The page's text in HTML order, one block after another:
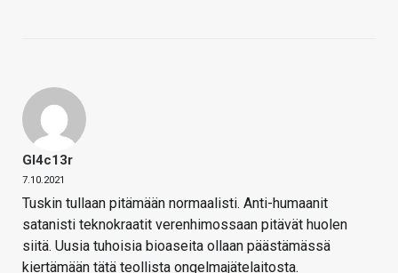
Gl4c13r
7.10.2021
Tuskin tullaan pitämään normaalisti. Anti-humaanit
satanisti teknokraatit verenhimossaan pitävät huolen
siitä. Uusia tuhoisia bioaseita ollaan päästämässä
kiertämään tätä teollista ongelmajätelaitosta.